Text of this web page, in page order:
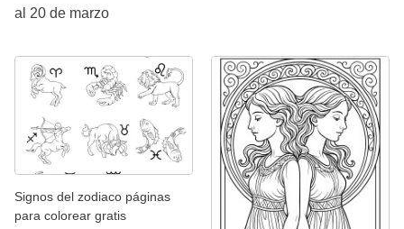
al 20 de marzo
Signos del zodiaco páginas
para colorear gratis